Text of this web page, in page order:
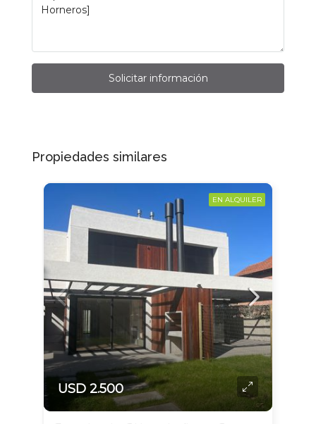
Solicitar información
Propiedades similares
EN ALQUILER
USD 2.500